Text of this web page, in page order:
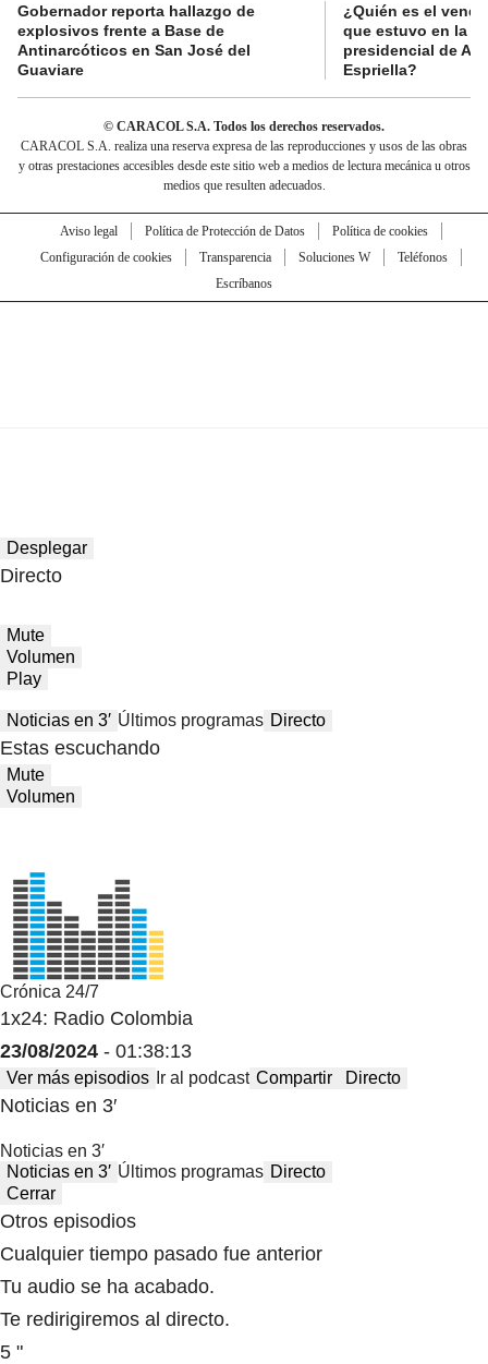
Gobernador reporta hallazgo de
explosivos frente a Base de
Antinarcóticos en San José del
Guaviare
¿Quién es el
que estuvo en la
presidencial de
Espriella?
© CARACOL S.A. Todos los derechos reservados.
CARACOL S.A. realiza una reserva expresa de las reproducciones y usos de las obras
y otras prestaciones accesibles desde este sitio web a medios de lectura mecánica u otros
medios que resulten adecuados.
Aviso legal Política de Protección de Datos
Política de cookies
Configuración de cookies
Transparencia Soluciones W
Teléfonos
Escríbanos
Desplegar
Directo
Mute
Volumen
Play
Noticias en 3′ Últimos programas Directo
Estas escuchando
Mute
Volumen
Crónica 24/7
1x24: Radio Colombia
23/08/2024 - 01:38:13
Ver más episodios Ir al podcast Compartir Directo
Noticias en 3′
Noticias en 3′
Noticias en 3′ Últimos programas Directo
Cerrar
Otros episodios
Cualquier tiempo pasado fue anterior
Tu audio se ha acabado.
Te redirigiremos al directo.
5 "